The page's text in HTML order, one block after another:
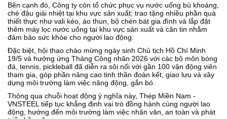
Bên cạnh đó, Công ty còn tổ chức phục vụ nước uống bù khoáng,
chè đậu giải nhiệt tại khu vực sản xuất; trao tặng nhiều phần quà
thiết thực như vali kéo, áo thun, bộ chén bát gia đình và lắp đặt
thêm máy lọc nước uống tại khu vực sản xuất và căn tin nhằm
đảm bảo sức khỏe cho người lao động.
Đặc biệt, hội thao chào mừng ngày sinh Chủ tịch Hồ Chí Minh
19/5 và hưởng ứng Tháng Công nhân 2026 với các bộ môn bóng
đá, tennis, pickleball đã diễn ra sôi nổi với gần 100 vận động viên
tham gia, góp phần nâng cao tinh thần đoàn kết, giao lưu và xây
dựng môi trường làm việc năng động, gắn bó.
Thông qua chuỗi hoạt động ý nghĩa này, Thép Miền Nam -
VNSTEEL tiếp tục khẳng định vai trò đồng hành cùng người lao
động, hướng đến môi trường làm việc nhân văn, an toàn và phát